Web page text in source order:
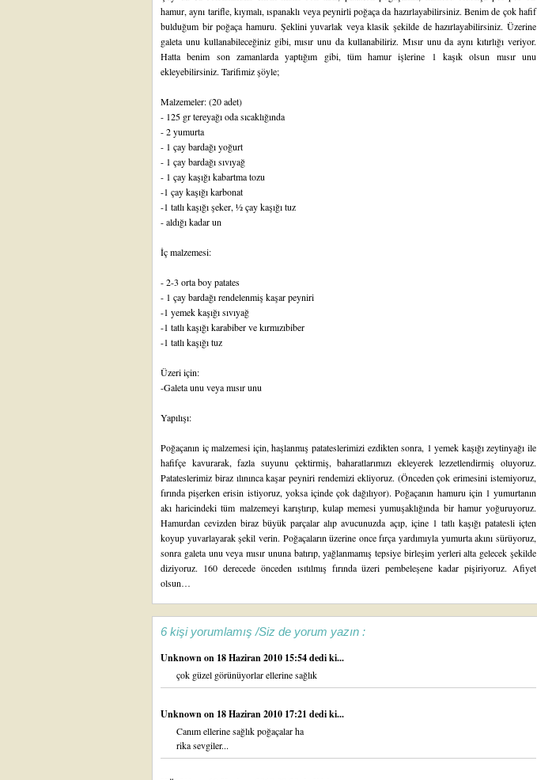
hamur, aynı tarifle, kıymalı, ıspanaklı veya peynirli poğaça da hazırlayabilirsiniz. Benim de çok hafif
bulduğum bir poğaça hamuru. Şeklini yuvarlak veya klasik şekilde de hazırlayabilirsiniz. Üzerine
galeta unu kullanabileceğiniz gibi, mısır unu da kullanabiliriz. Mısır unu da aynı kıtırlığı veriyor.
Hatta benim son zamanlarda yaptığım gibi, tüm hamur işlerine 1 kaşık olsun mısır unu
ekleyebilirsiniz. Tarifimiz şöyle;
Malzemeler: (20 adet)
- 125 gr tereyağı oda sıcaklığında
- 2 yumurta
- 1 çay bardağı yoğurt
- 1 çay bardağı sıvıyağ
- 1 çay kaşığı kabartma tozu
-1 çay kaşığı karbonat
-1 tatlı kaşığı şeker, ½ çay kaşığı tuz
- aldığı kadar un
İç malzemesi:
- 2-3 orta boy patates
- 1 çay bardağı rendelenmiş kaşar peyniri
-1 yemek kaşığı sıvıyağ
-1 tatlı kaşığı karabiber ve kırmızıbiber
-1 tatlı kaşığı tuz
Üzeri için:
-Galeta unu veya mısır unu
Yapılışı:
Poğaçanın iç malzemesi için, haşlanmış patateslerimizi ezdikten sonra, 1 yemek kaşığı zeytinyağı ile
hafifçe kavurarak, fazla suyunu çektirmiş, baharatlarımızı ekleyerek lezzetlendirmiş oluyoruz.
Patateslerimiz biraz ılınınca kaşar peyniri rendemizi ekliyoruz. (Önceden çok erimesini istemiyoruz,
fırında pişerken erisin istiyoruz, yoksa içinde çok dağılıyor). Poğaçanın hamuru için 1 yumurtanın
akı haricindeki tüm malzemeyi karıştırıp, kulap memesi yumuşaklığında bir hamur yoğuruyoruz.
Hamurdan cevizden biraz büyük parçalar alıp avucunuzda açıp, içine 1 tatlı kaşığı patatesli içten
koyup yuvarlayarak şekil verin. Poğaçaların üzerine once fırça yardımıyla yumurta akını sürüyoruz,
sonra galeta unu veya mısır ununa batırıp, yağlanmamış tepsiye birleşim yerleri alta gelecek şekilde
diziyoruz. 160 derecede önceden ısıtılmış fırında üzeri pembeleşene kadar pişiriyoruz. Afiyet
olsun…
6 kişi yorumlamış /Siz de yorum yazın :
Unknownon 18 Haziran 2010 15:54 dedi ki...
çok güzel görünüyorlar ellerine sağlık
Unknownon 18 Haziran 2010 17:21 dedi ki...
Canım ellerine sağlık poğaçalar ha
rika sevgiler...